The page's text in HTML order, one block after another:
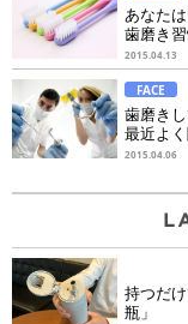
あなた
歯磨き
2015.04.13
FACE
歯磨き
最近よ
2015.04.06
持つだ
瓶」